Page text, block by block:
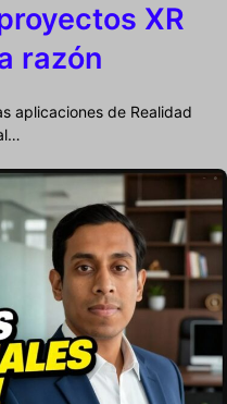
XR
razón
aplicaciones de Realidad